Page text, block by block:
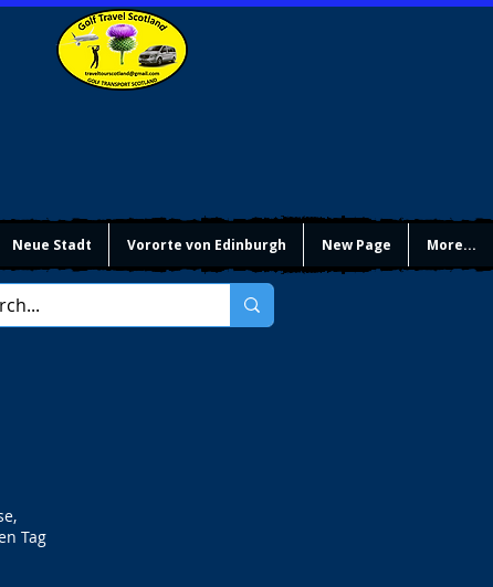
Neue Stadt Vororte von Edinburgh New Page More...
Tag